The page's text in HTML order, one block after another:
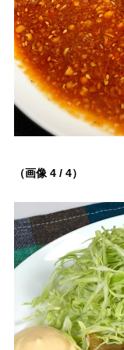
（画像 4 / 4）